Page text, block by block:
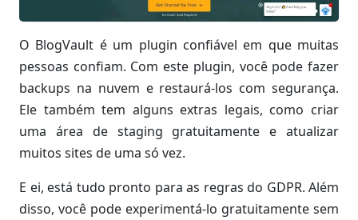
O BlogVault é um plugin confiável em que muitas
pessoas confiam. Com este plugin, você pode fazer
backups na nuvem e restaurá-los com segurança.
Ele também tem alguns extras legais, como criar
uma área de staging gratuitamente e atualizar
muitos sites de uma só vez.
E ei, está tudo pronto para as regras do GDPR. Além
disso, você pode experimentá-lo gratuitamente sem